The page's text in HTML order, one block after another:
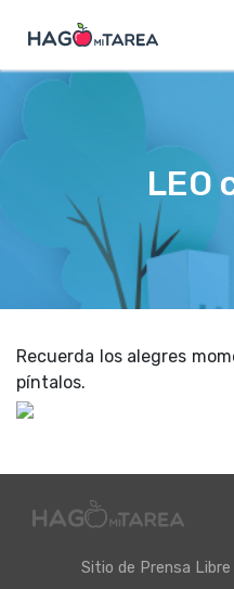
LEO
Recuerda los alegres
píntalos.
Sitio de Prensa Libre